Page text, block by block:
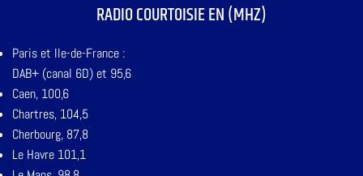
RADIO COURTOISIE EN (MHZ)
Paris et Ile-de-France :
DAB+ (canal 6D) et 95,6
Caen, 100,6
Chartres, 104,5
Cherbourg, 87,8
Le Havre 101,1